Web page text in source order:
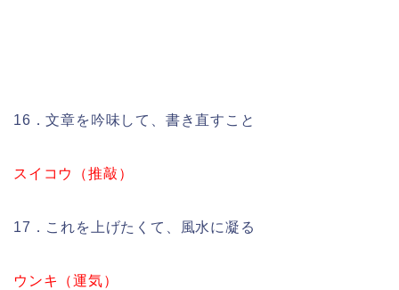
16．文章を吟味して、書き直すこと
スイコウ（推敲）
17．これを上げたくて、風水に凝る
ウンキ（運気）